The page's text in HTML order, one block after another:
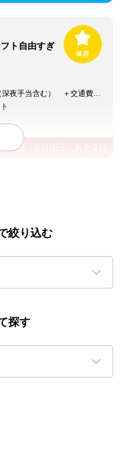
ト自由すぎ
夜手当含む） ＋交通費支給
了日：
絞り込む
探す